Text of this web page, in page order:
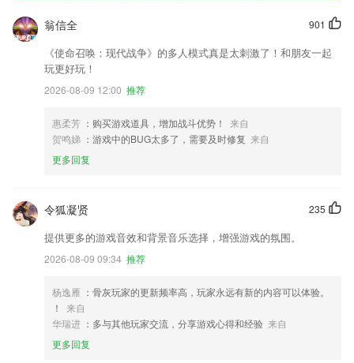
901
翁信全
《使命召唤：现代战争》的多人模式真是太刺激了！和朋友一起
玩更好玩！
2026-08-09 12:00 推荐
惠柔芳 ：购买游戏道具，增加战斗优势！
来自
贺鸣娣 ：游戏中的BUG太多了，需要及时修复 来自
更多回复
235
令狐凝贤
提供更多的游戏音效和背景音乐选择，增强游戏的氛围。
2026-08-09 09:34 推荐
杨逸雁 ：骨灰玩家的更新频率高，玩家永远有新的内容可以体验。
！
来自
华瑞进 ：多与其他玩家交流，分享游戏心得和经验 来自
更多回复